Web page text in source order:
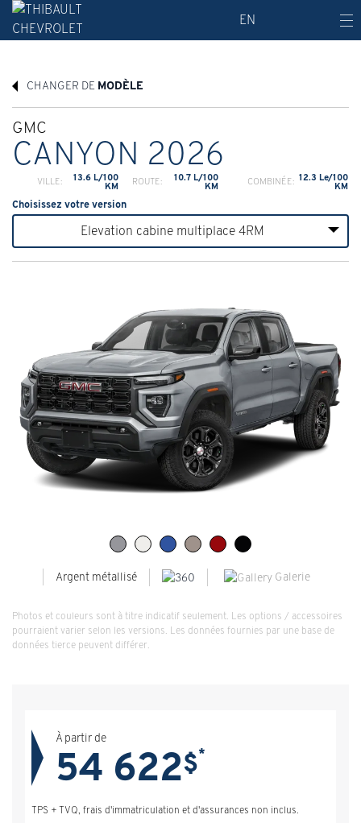
EN
CHANGER DE MODÈLE
GMC
CANYON 2026
VILLE: 13.6 L/100
KM ROUTE: 10.7 L/100
KM COMBINÉE: 12.3 Le/100
KM
Choisissez votre version
Elevation cabine multiplace 4RM
Argent métallisé Galerie
Photos et couleurs sont à titre indicatif seulement. Les options / accessoires
pourraient varier selon les versions. Les données fournies par une base de
données tierce peuvent différer.
À partir de
54 622$*
TPS + TVQ, frais d'immatriculation et d'assurances non inclus.